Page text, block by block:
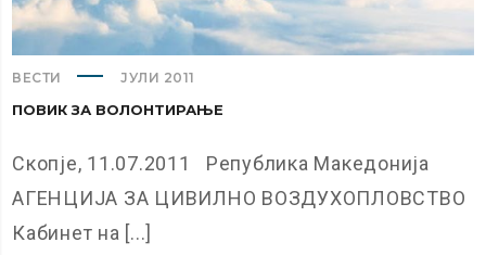
ВЕСТИ ЈУЛИ 2011
ПОВИК ЗА ВОЛОНТИРАЊЕ
Скопје, 11.07.2011 Република Македонија
АГЕНЦИЈА ЗА ЦИВИЛНО ВОЗДУХОПЛОВСТВО
Кабинет на [...]